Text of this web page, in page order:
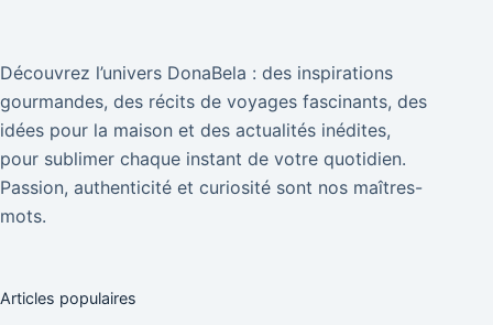
Découvrez l’univers DonaBela : des inspirations
gourmandes, des récits de voyages fascinants, des
idées pour la maison et des actualités inédites,
pour sublimer chaque instant de votre quotidien.
Passion, authenticité et curiosité sont nos maîtres-
mots.
Articles populaires